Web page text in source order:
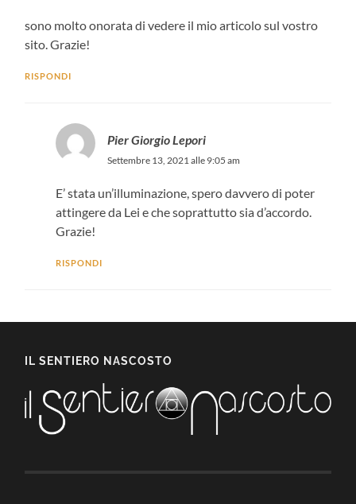
sono molto onorata di vedere il mio articolo sul vostro
sito. Grazie!
RISPONDI
Pier Giorgio Lepori
Settembre 13, 2021 alle 9:05 am
E’ stata un’illuminazione, spero davvero di poter
attingere da Lei e che soprattutto sia d’accordo.
Grazie!
RISPONDI
IL SENTIERO NASCOSTO